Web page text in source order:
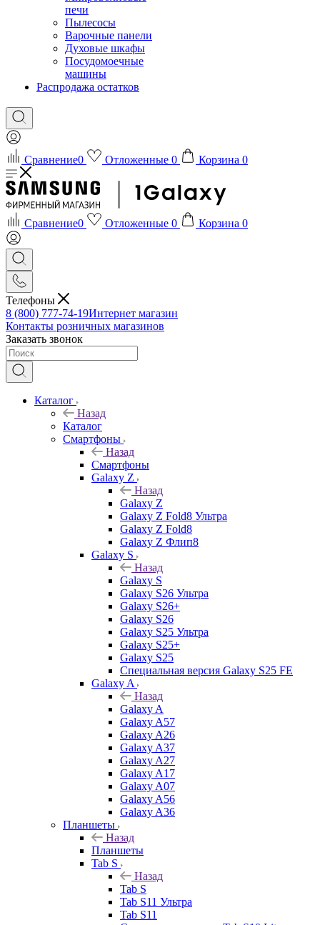
печи
Пылесосы
Варочные панели
Духовые шкафы
Посудомоечные
машины
Распродажа остатков
Сравнение0 Отложенные 0 Корзина 0
Сравнение0 Отложенные 0 Корзина 0
Телефоны
8 (800) 777-74-19Интернет магазин
Контакты розничных магазинов
Заказать звонок
Каталог
Назад
Каталог
Смартфоны
Назад
Смартфоны
Galaxy Z
Назад
Galaxy Z
Galaxy Z Fold8 Ультра
Galaxy Z Fold8
Galaxy Z Флип8
Galaxy S
Назад
Galaxy S
Galaxy S26 Ультра
Galaxy S26+
Galaxy S26
Galaxy S25 Ультра
Galaxy S25+
Galaxy S25
Специальная версия Galaxy S25 FE
Galaxy A
Назад
Galaxy A
Galaxy A57
Galaxy A26
Galaxy A37
Galaxy A27
Galaxy A17
Galaxy A07
Galaxy A56
Galaxy A36
Планшеты
Назад
Планшеты
Tab S
Назад
Tab S
Tab S11 Ультра
Tab S11